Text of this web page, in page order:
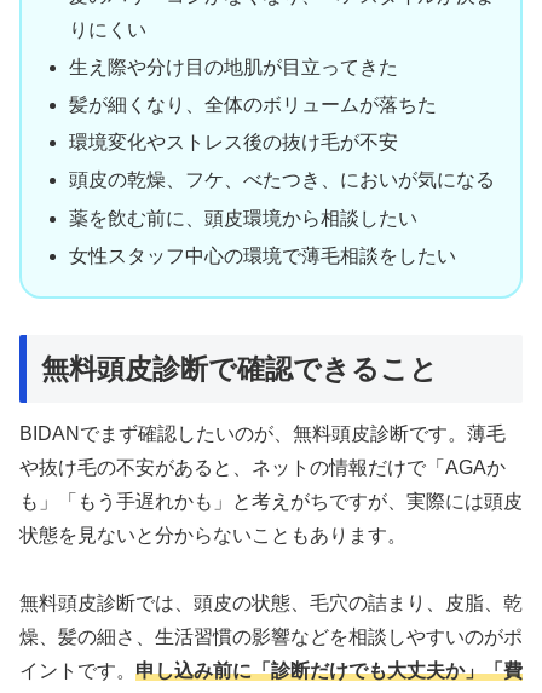
りにくい
生え際や分け目の地肌が目立ってきた
髪が細くなり、全体のボリュームが落ちた
環境変化やストレス後の抜け毛が不安
頭皮の乾燥、フケ、べたつき、においが気になる
薬を飲む前に、頭皮環境から相談したい
女性スタッフ中心の環境で薄毛相談をしたい
無料頭皮診断で確認できること
BIDANでまず確認したいのが、無料頭皮診断です。薄毛
や抜け毛の不安があると、ネットの情報だけで「AGAか
も」「もう手遅れかも」と考えがちですが、実際には頭皮
状態を見ないと分からないこともあります。
無料頭皮診断では、頭皮の状態、毛穴の詰まり、皮脂、乾
燥、髪の細さ、生活習慣の影響などを相談しやすいのがポ
イントです。 申し込み前に「診断だけでも大丈夫か」「費